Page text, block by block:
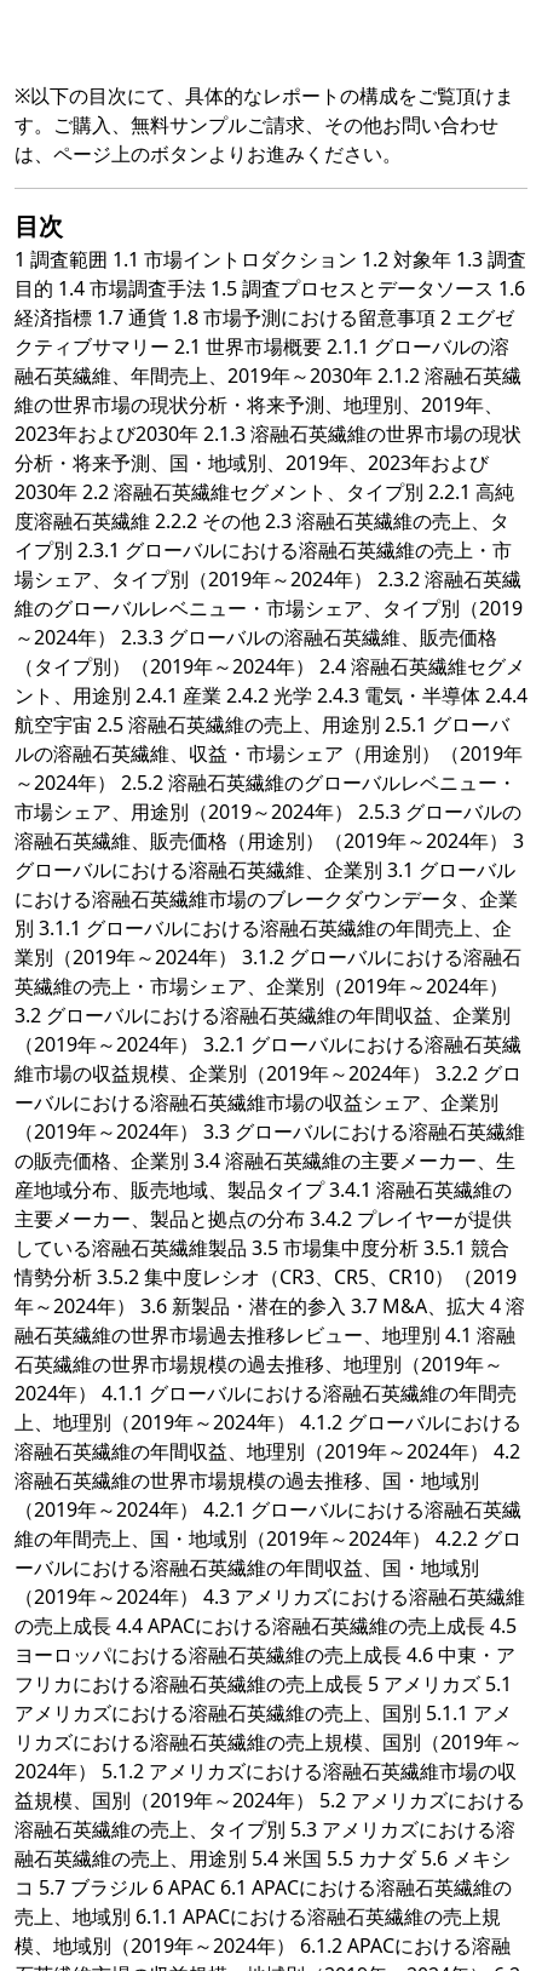
※以下の目次にて、具体的なレポートの構成をご覧頂けま
す。ご購入、無料サンプルご請求、その他お問い合わせ
は、ページ上のボタンよりお進みください。
目次
1 調査範囲 1.1 市場イントロダクション 1.2 対象年 1.3 調査
目的 1.4 市場調査手法 1.5 調査プロセスとデータソース 1.6
経済指標 1.7 通貨 1.8 市場予測における留意事項 2 エグゼ
クティブサマリー 2.1 世界市場概要 2.1.1 グローバルの溶
融石英繊維、年間売上、2019年～2030年 2.1.2 溶融石英繊
維の世界市場の現状分析・将来予測、地理別、2019年、
2023年および2030年 2.1.3 溶融石英繊維の世界市場の現状
分析・将来予測、国・地域別、2019年、2023年および
2030年 2.2 溶融石英繊維セグメント、タイプ別 2.2.1 高純
度溶融石英繊維 2.2.2 その他 2.3 溶融石英繊維の売上、タ
イプ別 2.3.1 グローバルにおける溶融石英繊維の売上・市
場シェア、タイプ別（2019年～2024年） 2.3.2 溶融石英繊
維のグローバルレベニュー・市場シェア、タイプ別（2019
～2024年） 2.3.3 グローバルの溶融石英繊維、販売価格
（タイプ別）（2019年～2024年） 2.4 溶融石英繊維セグメ
ント、用途別 2.4.1 産業 2.4.2 光学 2.4.3 電気・半導体 2.4.4
航空宇宙 2.5 溶融石英繊維の売上、用途別 2.5.1 グローバ
ルの溶融石英繊維、収益・市場シェア（用途別）（2019年
～2024年） 2.5.2 溶融石英繊維のグローバルレベニュー・
市場シェア、用途別（2019～2024年） 2.5.3 グローバルの
溶融石英繊維、販売価格（用途別）（2019年～2024年） 3
グローバルにおける溶融石英繊維、企業別 3.1 グローバル
における溶融石英繊維市場のブレークダウンデータ、企業
別 3.1.1 グローバルにおける溶融石英繊維の年間売上、企
業別（2019年～2024年） 3.1.2 グローバルにおける溶融石
英繊維の売上・市場シェア、企業別（2019年～2024年）
3.2 グローバルにおける溶融石英繊維の年間収益、企業別
（2019年～2024年） 3.2.1 グローバルにおける溶融石英繊
維市場の収益規模、企業別（2019年～2024年） 3.2.2 グロ
ーバルにおける溶融石英繊維市場の収益シェア、企業別
（2019年～2024年） 3.3 グローバルにおける溶融石英繊維
の販売価格、企業別 3.4 溶融石英繊維の主要メーカー、生
産地域分布、販売地域、製品タイプ 3.4.1 溶融石英繊維の
主要メーカー、製品と拠点の分布 3.4.2 プレイヤーが提供
している溶融石英繊維製品 3.5 市場集中度分析 3.5.1 競合
情勢分析 3.5.2 集中度レシオ（CR3、CR5、CR10）（2019
年～2024年） 3.6 新製品・潜在的参入 3.7 M&A、拡大 4 溶
融石英繊維の世界市場過去推移レビュー、地理別 4.1 溶融
石英繊維の世界市場規模の過去推移、地理別（2019年～
2024年） 4.1.1 グローバルにおける溶融石英繊維の年間売
上、地理別（2019年～2024年） 4.1.2 グローバルにおける
溶融石英繊維の年間収益、地理別（2019年～2024年） 4.2
溶融石英繊維の世界市場規模の過去推移、国・地域別
（2019年～2024年） 4.2.1 グローバルにおける溶融石英繊
維の年間売上、国・地域別（2019年～2024年） 4.2.2 グロ
ーバルにおける溶融石英繊維の年間収益、国・地域別
（2019年～2024年） 4.3 アメリカズにおける溶融石英繊維
の売上成長 4.4 APACにおける溶融石英繊維の売上成長 4.5
ヨーロッパにおける溶融石英繊維の売上成長 4.6 中東・ア
フリカにおける溶融石英繊維の売上成長 5 アメリカズ 5.1
アメリカズにおける溶融石英繊維の売上、国別 5.1.1 アメ
リカズにおける溶融石英繊維の売上規模、国別（2019年～
2024年） 5.1.2 アメリカズにおける溶融石英繊維市場の収
益規模、国別（2019年～2024年） 5.2 アメリカズにおける
溶融石英繊維の売上、タイプ別 5.3 アメリカズにおける溶
融石英繊維の売上、用途別 5.4 米国 5.5 カナダ 5.6 メキシ
コ 5.7 ブラジル 6 APAC 6.1 APACにおける溶融石英繊維の
売上、地域別 6.1.1 APACにおける溶融石英繊維の売上規
模、地域別（2019年～2024年） 6.1.2 APACにおける溶融